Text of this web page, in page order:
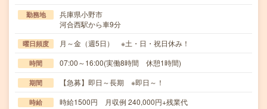
勤務地
兵庫県小野市
河合西駅から車9分
曜日頻度 月～金（週5日） ※土・日・祝日休み！
時間 07:00～16:00(実働8時間 休憩1時間)
期間 【急募】即日～長期 ※即日～！
時給 時給1500円 月収例 240,000円+残業代